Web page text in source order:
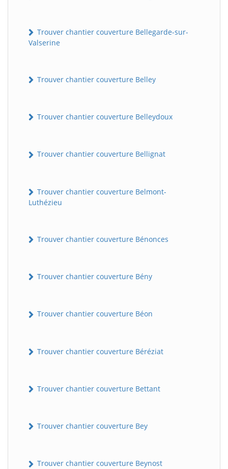
Trouver chantier couverture Bellegarde-sur-
Valserine
Trouver chantier couverture Belley
Trouver chantier couverture Belleydoux
Trouver chantier couverture Bellignat
Trouver chantier couverture Belmont-
Luthézieu
Trouver chantier couverture Bénonces
Trouver chantier couverture Bény
Trouver chantier couverture Béon
Trouver chantier couverture Béréziat
Trouver chantier couverture Bettant
Trouver chantier couverture Bey
Trouver chantier couverture Beynost